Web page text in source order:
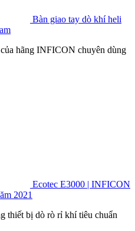
Bàn giao tay dò khí heli
hãng INFICON chuyên dùng
Ecotec E3000 | INFICON
2021
thiết bị dò rò rỉ khí tiêu chuẩn